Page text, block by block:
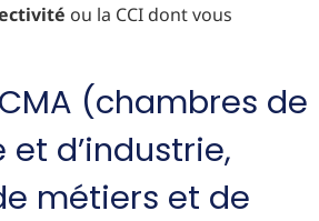
ou la CCI dont vous
(chambres de
d’industrie,
métiers et de